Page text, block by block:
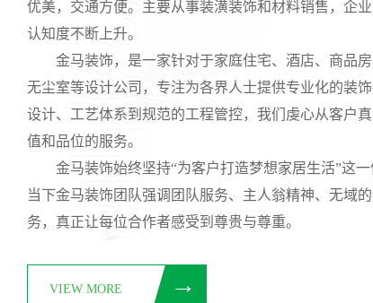
优美，交通方便。主要从事装潢装饰和材料销售，企
认知度不断上升。
金马装饰，是一家针对于家庭住宅、酒店、商品房
无尘室等设计公司，专注为各界人士提供专业化的装
设计、工艺体系到规范的工程管控，我们虔心从客户
值和品位的服务。
金马装饰始终坚持“为客户打造梦想家居生活”这一
当下金马装饰团队强调团队服务、主人翁精神、无域
务，真正让每位合作者感受到尊贵与尊重。
VIEW MORE